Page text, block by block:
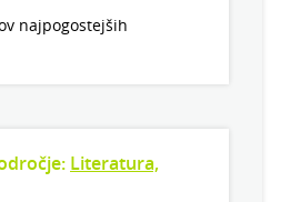
najpogostejših
Literatura,